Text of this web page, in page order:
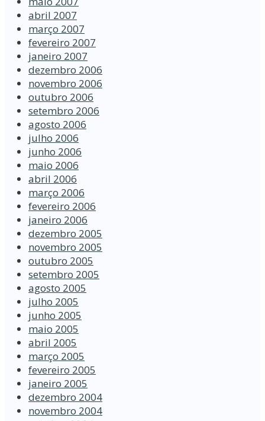
abril 2007
março 2007
fevereiro 2007
janeiro 2007
dezembro 2006
novembro 2006
outubro 2006
setembro 2006
agosto 2006
julho 2006
junho 2006
maio 2006
abril 2006
março 2006
fevereiro 2006
janeiro 2006
dezembro 2005
novembro 2005
outubro 2005
setembro 2005
agosto 2005
julho 2005
junho 2005
maio 2005
abril 2005
março 2005
fevereiro 2005
janeiro 2005
dezembro 2004
novembro 2004